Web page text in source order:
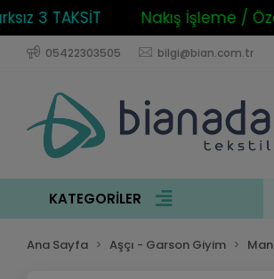
3 TAKSİT Nakış İşleme /
05422303505 bilgi@bian.com.tr
KATEGORİLER
Ana Sayfa Aşçı - Garson Giyim